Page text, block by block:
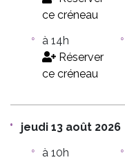
ce créneau
à 14h
Réserver
ce créneau
jeudi 13 août 2026
à 10h